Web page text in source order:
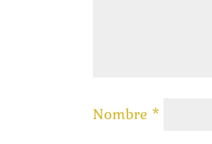
Nombre *